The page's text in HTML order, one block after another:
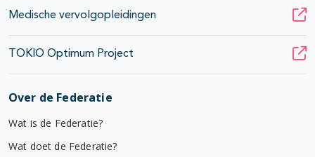
Medische vervolgopleidingen
TOKIO Optimum Project
Over de Federatie
Wat is de Federatie?
Wat doet de Federatie?